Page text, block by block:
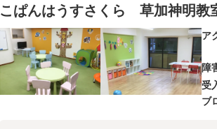
こぱんはうすさくら 草加神明教
ア
障
受
ブ